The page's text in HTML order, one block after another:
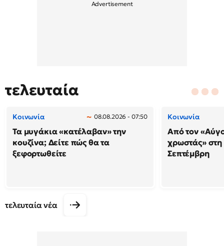
τελευταία
Κοινωνία 08.08.2026 - 07:50
Τα μυγάκια «κατέλαβαν» την
κουζίνα; Δείτε πώς θα τα
ξεφορτωθείτε
Κοινωνία
Από τον
χρωστάς»
Σεπτέμβρη
τελευταία νέα